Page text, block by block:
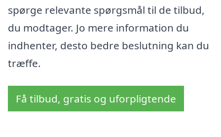
spørge relevante spørgsmål til de tilbud,
du modtager. Jo mere information du
indhenter, desto bedre beslutning kan du
træffe.
Få tilbud, gratis og uforpligtende